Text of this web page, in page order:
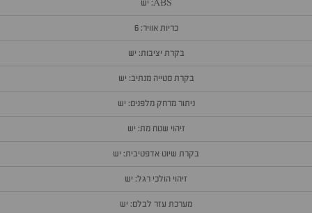
ABS: יש
כריות אוויר: 6
בקרת יציבות: יש
בקרת סטייה מנתיב: יש
ניתור מרחק מלפנים: יש
זיהוי שטח מת: יש
בקרת שיוט אדפטיבית: יש
זיהוי הולכי רגל: יש
מערכת עזר לבלם: יש